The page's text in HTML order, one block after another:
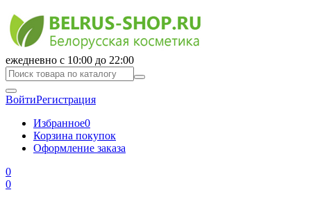
ежедневно с 10:00 до 22:00
ВойтиРегистрация
Избранное0
Корзина покупок
Оформление заказа
0
0